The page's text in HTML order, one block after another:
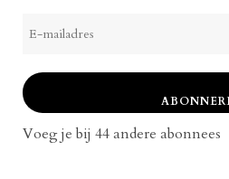
mailadres
Voeg je bij 44 andere abonnees